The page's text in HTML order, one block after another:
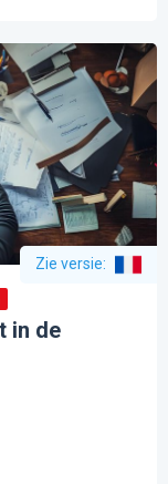
Zie versie:
in de